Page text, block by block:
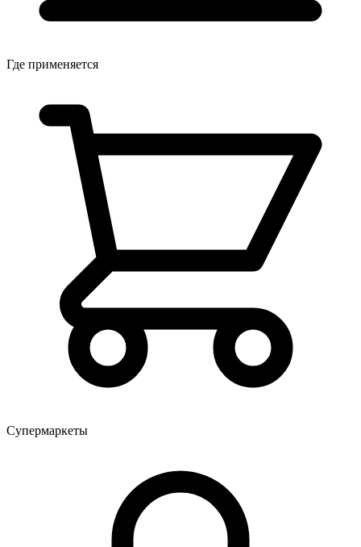
Где применяется
Супермаркеты